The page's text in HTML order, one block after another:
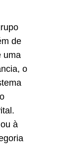
de
uma
o
à